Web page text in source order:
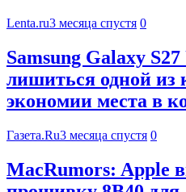
Lenta.ru3 месяца спустя 0
Samsung Galaxy
лишиться одной из
экономии места в
Газета.Ru3 месяца спустя 0
MacRumors: Apple